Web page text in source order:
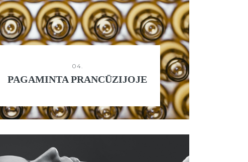
04.
PAGAMINTA PRANCŪZIJOJE